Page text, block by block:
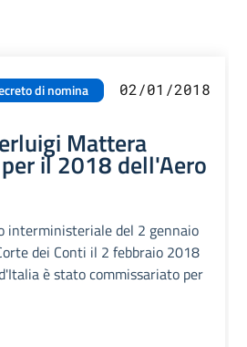
di nomina 02/01/2018
Mattera
il 2018 dell'Aero
interministeriale del 2 gennaio
dei Conti il 2 febbraio 2018
è stato commissariato per